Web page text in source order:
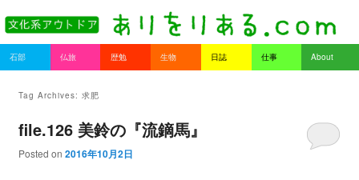
Main menu
Skip to primary content
Skip to secondary content
石部 仏旅 歴勉 生物 日誌 仕事 About
Tag Archives: 求肥
file.126 美鈴の『流鏑馬』
Posted on 2016年10月2日